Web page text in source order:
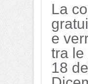
La
e
tra le
18